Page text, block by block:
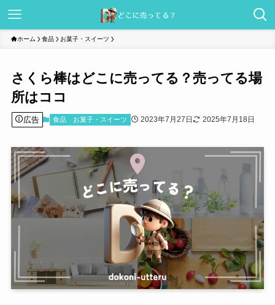
ホーム 食品 お菓子・スイーツ
さくら棒はどこに売ってる？売ってる場
所はココ
広告 食品 お菓子・スイーツ 2023年7月27日 2025年7月18日